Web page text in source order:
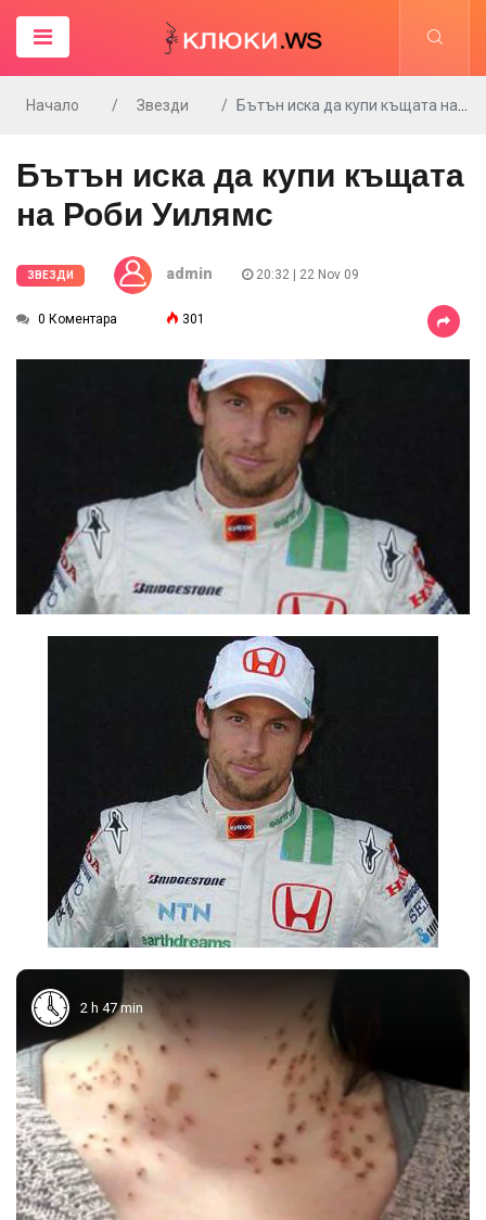
Начало Звезди Бътън иска да купи къщата на Роби Уилямс
Бътън иска да купи къщата
на Роби Уилямс
ЗВЕЗДИ admin 20:32 | 22 Nov 09
0 Коментара 301
2 h 47 min